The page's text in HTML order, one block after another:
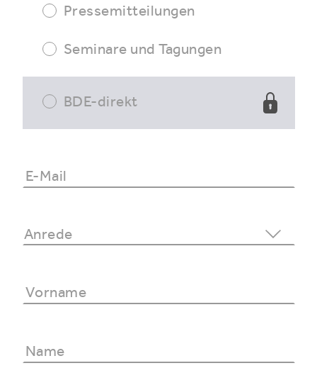
Pressemitteilungen
Seminare und Tagungen
BDE-direkt